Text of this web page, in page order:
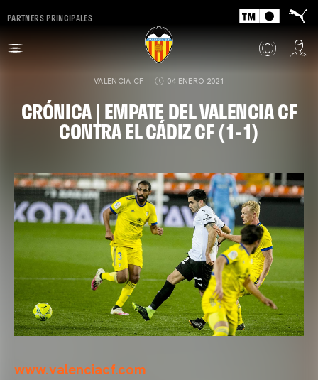
PARTNERS PRINCIPALES
VALENCIA CF 04 ENERO 2021
CRÓNICA | EMPATE DEL VALENCIA CF
CONTRA EL CÁDIZ CF (1-1)
www.valenciacf.com